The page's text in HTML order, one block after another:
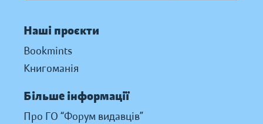
Наші проєкти
Bookmints
Книгоманія
Більше інформації
Про ГО “Форум видавців”